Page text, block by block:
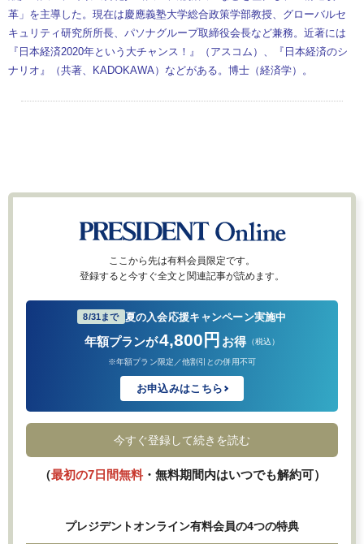
革」を主導した。現在は慶應義塾大学総合政策学部教授、グローバルセ
キュリティ研究所所長、パソナグループ取締役会長など兼務。近著には
『日本経済2020年という大チャンス！』（アスコム）、『日本経済のシ
ナリオ』（共著、KADOKAWA）などがある。博士（経済学）。
ここから先は有料会員限定です。
登録すると今すぐ全文と関連記事が読めます。
8/31まで 夏の入会応援キャンペーン実施中
年額プランが4,800円 お得 （税込）
※年額プラン限定／他割引との併用不可
お申込みはこちら
今すぐ登録して続きを読む
（最初の7日間無料・無料期間内はいつでも解約可）
プレジデントオンライン有料会員の4つの特典